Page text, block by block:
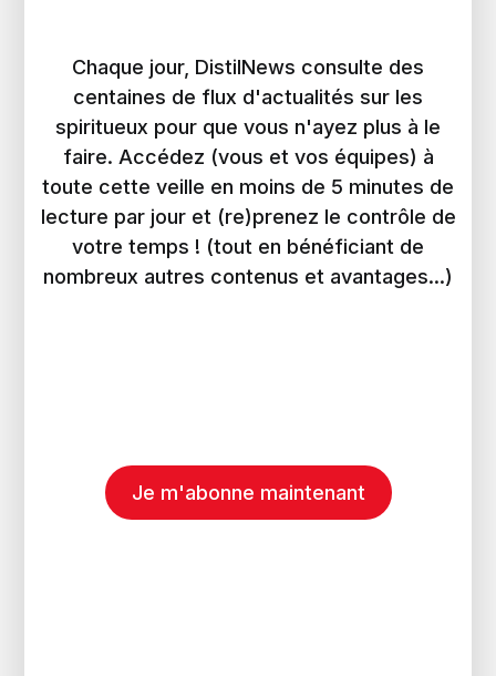
Chaque jour, DistilNews consulte des
centaines de flux d'actualités sur les
spiritueux pour que vous n'ayez plus à le
faire. Accédez (vous et vos équipes) à
toute cette veille en moins de 5 minutes de
lecture par jour et (re)prenez le contrôle de
votre temps ! (tout en bénéficiant de
nombreux autres contenus et avantages...)
Je m'abonne maintenant